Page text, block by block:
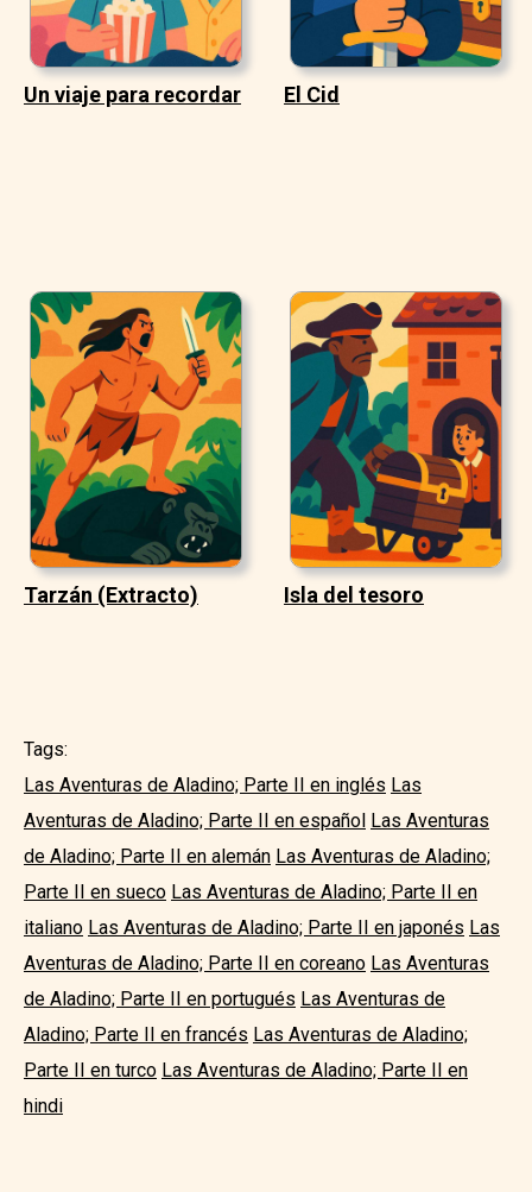
Un viaje para recordar El Cid
Tarzán (Extracto) Isla del tesoro
Tags:
Las Aventuras de Aladino; Parte II en inglés Las
Aventuras de Aladino; Parte II en español Las Aventuras
de Aladino; Parte II en alemán Las Aventuras de Aladino;
Parte II en sueco Las Aventuras de Aladino; Parte II en
italiano Las Aventuras de Aladino; Parte II en japonés Las
Aventuras de Aladino; Parte II en coreano Las Aventuras
de Aladino; Parte II en portugués Las Aventuras de
Aladino; Parte II en francés Las Aventuras de Aladino;
Parte II en turco Las Aventuras de Aladino; Parte II en
hindi